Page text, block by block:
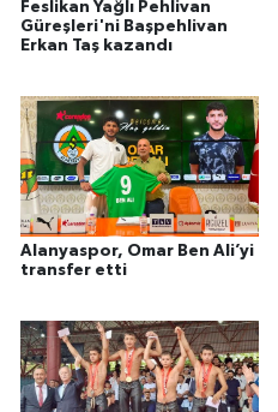
Feslikan Yağlı Pehlivan
Güreşleri'ni Başpehlivan
Erkan Taş kazandı
Alanyaspor, Omar Ben Ali’yi
transfer etti